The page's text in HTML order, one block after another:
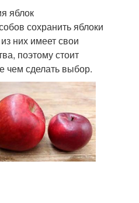
яблок
сохранить яблоки
них имеет свои
поэтому стоит
чем сделать выбор.